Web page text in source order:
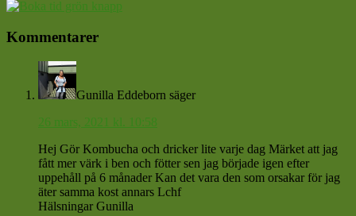
Läsarkommentarer
Kommentarer
Gunilla Eddeborn säger
26 mars, 2021 kl. 10:58
Hej Gör Kombucha och dricker lite varje dag Märket att jag
fått mer värk i ben och fötter sen jag började igen efter
uppehåll på 6 månader Kan det vara den som orsakar för jag
äter samma kost annars Lchf
Hälsningar Gunilla